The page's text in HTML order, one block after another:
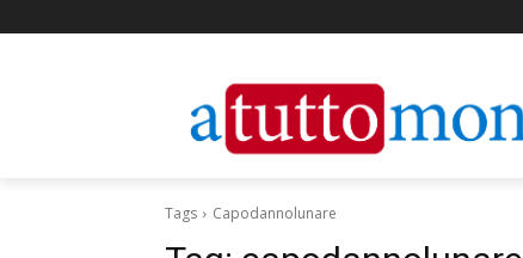
Tags Capodannolunare